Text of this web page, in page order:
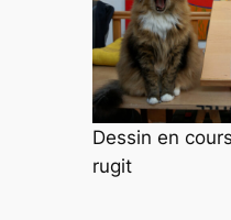
Dessin en
rugit